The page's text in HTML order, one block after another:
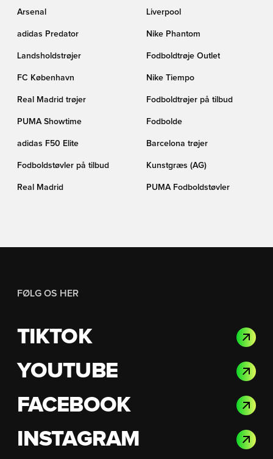
Arsenal Liverpool
adidas Predator Nike Phantom
Landsholdstrøjer Fodboldtrøje Outlet
FC København Nike Tiempo
Real Madrid trøjer Fodboldtrøjer på tilbud
PUMA Showtime Fodbolde
adidas F50 Elite Barcelona trøjer
Fodboldstøvler på tilbud Kunstgræs (AG)
Real Madrid PUMA Fodboldstøvler
FØLG OS HER
TIKTOK
YOUTUBE
FACEBOOK
INSTAGRAM